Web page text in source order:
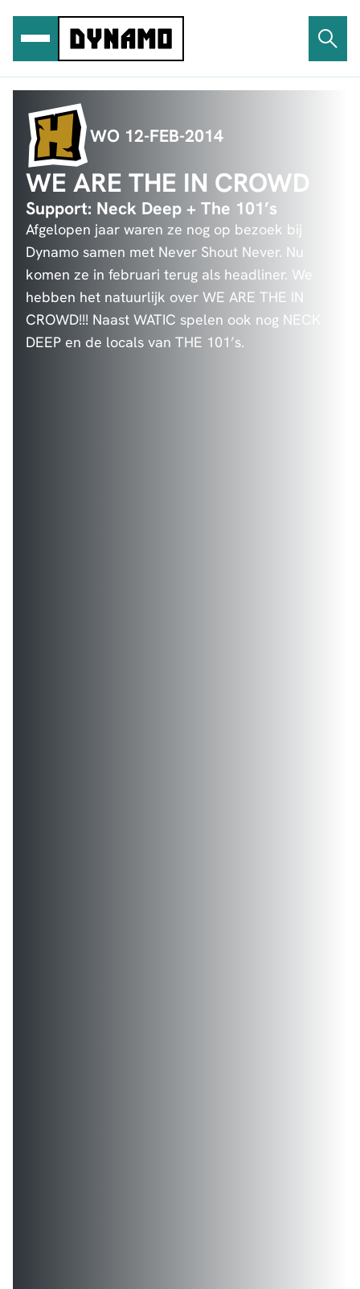
inhoud
WO 12-FEB-2014
WE ARE THE IN CROWD
Support: Neck Deep + The 101’s
Afgelopen jaar waren ze nog op bezoek bij
Dynamo samen met Never Shout Never. Nu
komen ze in februari terug als headliner. We
hebben het natuurlijk over WE ARE THE IN
CROWD!!! Naast WATIC spelen ook nog NECK
DEEP en de locals van THE 101’s.